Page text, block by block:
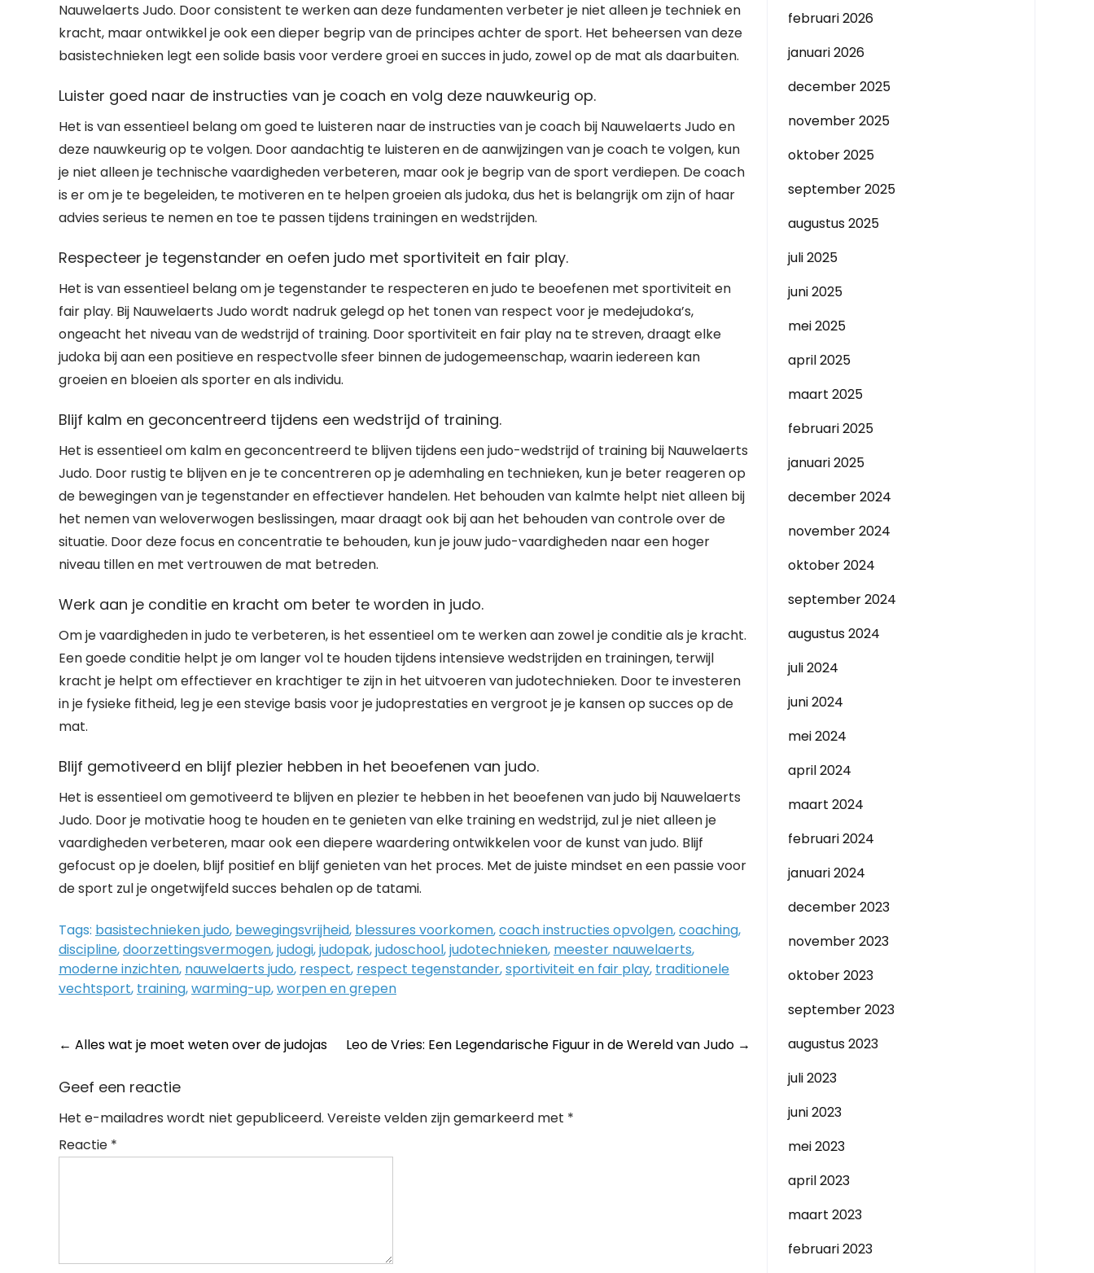
Nauwelaerts Judo. Door consistent te werken aan deze fundamenten verbeter je niet alleen je techniek en
kracht, maar ontwikkel je ook een dieper begrip van de principes achter de sport. Het beheersen van deze
basistechnieken legt een solide basis voor verdere groei en succes in judo, zowel op de mat als daarbuiten.
Luister goed naar de instructies van je coach en volg deze nauwkeurig op.
Het is van essentieel belang om goed te luisteren naar de instructies van je coach bij Nauwelaerts Judo en
deze nauwkeurig op te volgen. Door aandachtig te luisteren en de aanwijzingen van je coach te volgen, kun
je niet alleen je technische vaardigheden verbeteren, maar ook je begrip van de sport verdiepen. De coach
is er om je te begeleiden, te motiveren en te helpen groeien als judoka, dus het is belangrijk om zijn of haar
advies serieus te nemen en toe te passen tijdens trainingen en wedstrijden.
Respecteer je tegenstander en oefen judo met sportiviteit en fair play.
Het is van essentieel belang om je tegenstander te respecteren en judo te beoefenen met sportiviteit en
fair play. Bij Nauwelaerts Judo wordt nadruk gelegd op het tonen van respect voor je medejudoka’s,
ongeacht het niveau van de wedstrijd of training. Door sportiviteit en fair play na te streven, draagt elke
judoka bij aan een positieve en respectvolle sfeer binnen de judogemeenschap, waarin iedereen kan
groeien en bloeien als sporter en als individu.
Blijf kalm en geconcentreerd tijdens een wedstrijd of training.
Het is essentieel om kalm en geconcentreerd te blijven tijdens een judo-wedstrijd of training bij Nauwelaerts
Judo. Door rustig te blijven en je te concentreren op je ademhaling en technieken, kun je beter reageren op
de bewegingen van je tegenstander en effectiever handelen. Het behouden van kalmte helpt niet alleen bij
het nemen van weloverwogen beslissingen, maar draagt ook bij aan het behouden van controle over de
situatie. Door deze focus en concentratie te behouden, kun je jouw judo-vaardigheden naar een hoger
niveau tillen en met vertrouwen de mat betreden.
Werk aan je conditie en kracht om beter te worden in judo.
Om je vaardigheden in judo te verbeteren, is het essentieel om te werken aan zowel je conditie als je kracht.
Een goede conditie helpt je om langer vol te houden tijdens intensieve wedstrijden en trainingen, terwijl
kracht je helpt om effectiever en krachtiger te zijn in het uitvoeren van judotechnieken. Door te investeren
in je fysieke fitheid, leg je een stevige basis voor je judoprestaties en vergroot je je kansen op succes op de
mat.
Blijf gemotiveerd en blijf plezier hebben in het beoefenen van judo.
Het is essentieel om gemotiveerd te blijven en plezier te hebben in het beoefenen van judo bij Nauwelaerts
Judo. Door je motivatie hoog te houden en te genieten van elke training en wedstrijd, zul je niet alleen je
vaardigheden verbeteren, maar ook een diepere waardering ontwikkelen voor de kunst van judo. Blijf
gefocust op je doelen, blijf positief en blijf genieten van het proces. Met de juiste mindset en een passie voor
de sport zul je ongetwijfeld succes behalen op de tatami.
Tags: basistechnieken judo, bewegingsvrijheid, blessures voorkomen,coach instructies opvolgen,coaching,
discipline,doorzettingsvermogen,judogi,judopak,judoschool,judotechnieken, meester nauwelaerts,
moderne inzichten, nauwelaerts judo, respect, respect tegenstander,sportiviteit en fair play, traditionele
vechtsport, training,warming-up,worpen en grepen
Post
navigation
← Alles wat je moet weten over de judojas Leo de Vries: Een Legendarische Figuur in de Wereld van Judo →
Geef een reactie
Het e-mailadres wordt niet gepubliceerd. Vereiste velden zijn gemarkeerd met *
Reactie *
februari 2026
januari 2026
december 2025
november 2025
oktober 2025
september 2025
augustus 2025
juli 2025
juni 2025
mei 2025
april 2025
maart 2025
februari 2025
januari 2025
december 2024
november 2024
oktober 2024
september 2024
augustus 2024
juli 2024
juni 2024
mei 2024
april 2024
maart 2024
februari 2024
januari 2024
december 2023
november 2023
oktober 2023
september 2023
augustus 2023
juli 2023
juni 2023
mei 2023
april 2023
maart 2023
februari 2023